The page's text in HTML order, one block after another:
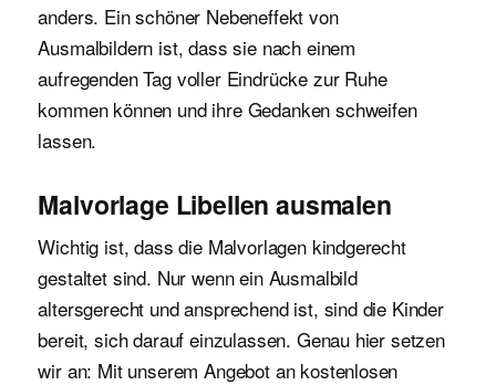
anders. Ein schöner Nebeneffekt von
Ausmalbildern ist, dass sie nach einem
aufregenden Tag voller Eindrücke zur Ruhe
kommen können und ihre Gedanken schweifen
lassen.
Malvorlage Libellen ausmalen
Wichtig ist, dass die Malvorlagen kindgerecht
gestaltet sind. Nur wenn ein Ausmalbild
altersgerecht und ansprechend ist, sind die Kinder
bereit, sich darauf einzulassen. Genau hier setzen
wir an: Mit unserem Angebot an kostenlosen